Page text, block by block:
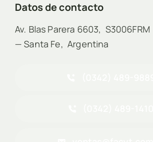
Datos de contacto
Av. Blas Parera 6603, S3006FRM
— Santa Fe, Argentina